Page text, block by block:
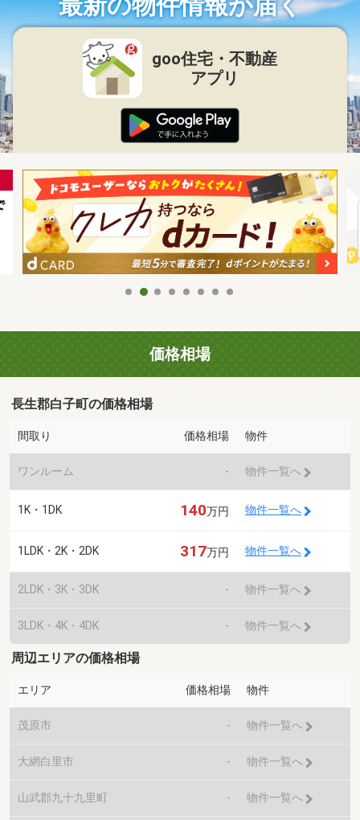
goo住宅・不動産
アプリ
価格相場
長生郡白子町の価格相場
間取り 価格相場 物件
ワンルーム - 物件一覧へ
1K・1DK 140万円 物件一覧へ
1LDK・2K・2DK 317万円 物件一覧へ
2LDK・3K・3DK - 物件一覧へ
3LDK・4K・4DK - 物件一覧へ
周辺エリアの価格相場
エリア 価格相場 物件
茂原市 - 物件一覧へ
大網白里市 - 物件一覧へ
山武郡九十九里町 - 物件一覧へ